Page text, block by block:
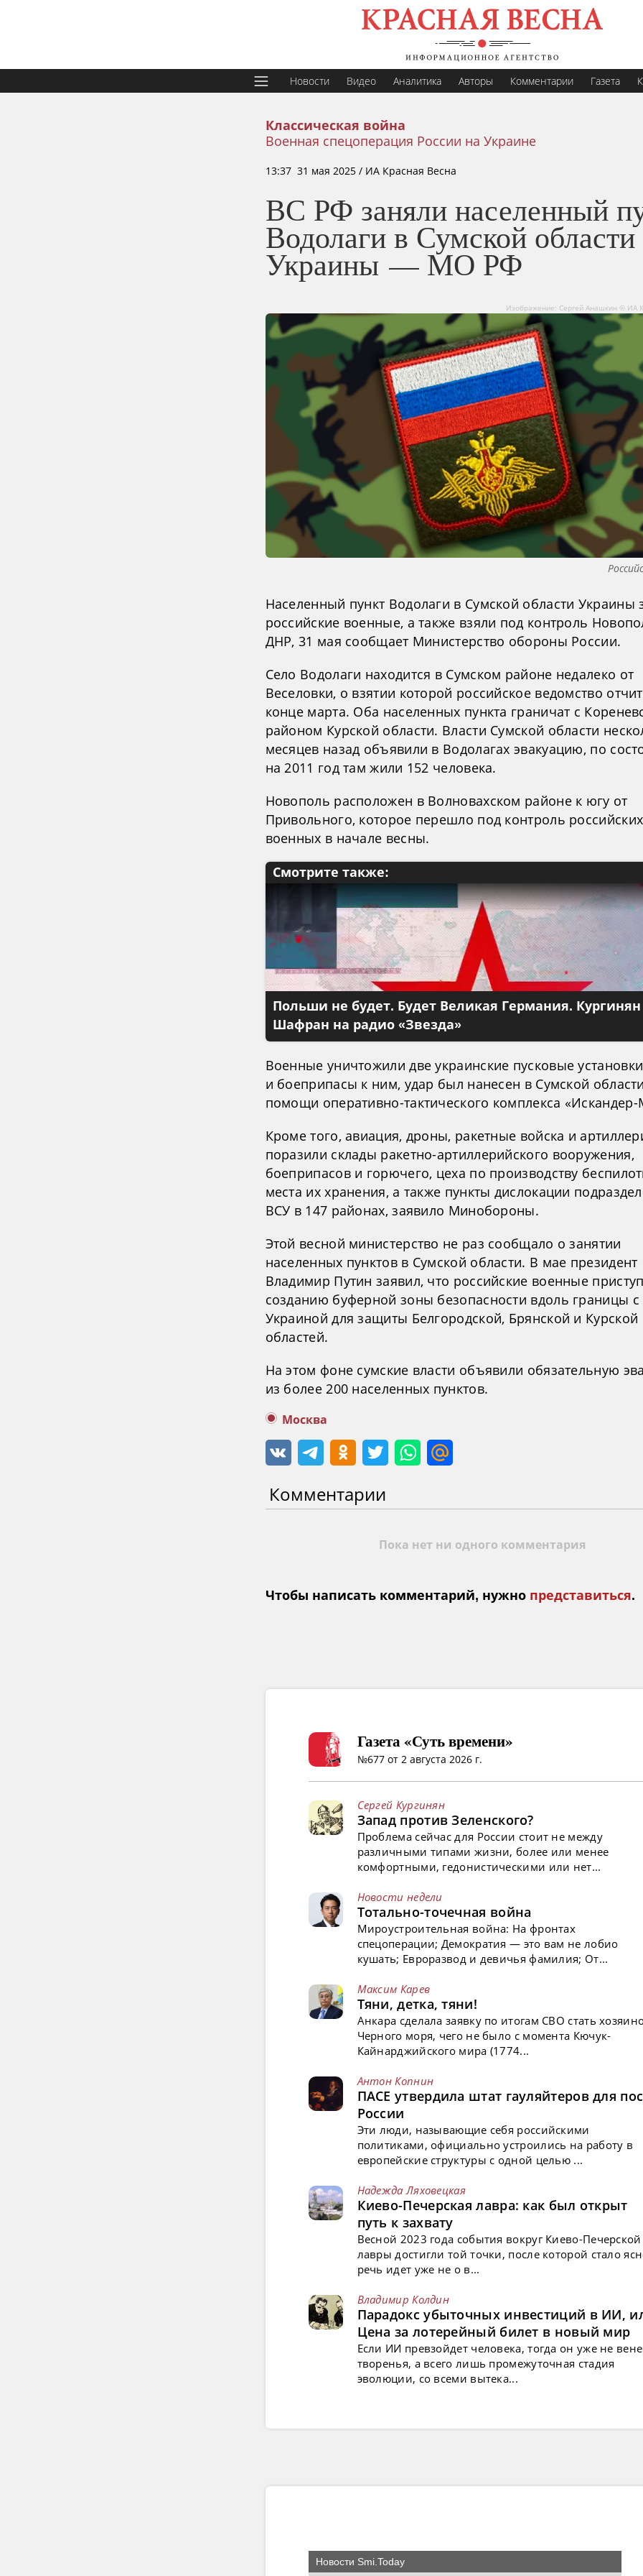
Новости Видео Аналитика Авторы Комментарии Газета
Классическая война
Военная спецоперация России на Украине
13:37 31 мая 2025 / ИА Красная Весна
ВС РФ заняли населенный
Водолаги в Сумской области
Украины — МО РФ
Изображение: Сергей Анашкин © ИА
Населенный пункт Водолаги в Сумской области Украины
российские военные, а также взяли под контроль
ДНР, 31 мая сообщает Министерство обороны России.
Село Водолаги находится в Сумском районе недалеко от
Веселовки, о взятии которой российское ведомство
конце марта. Оба населенных пункта граничат с
районом Курской области. Власти Сумской области
месяцев назад объявили в Водолагах эвакуацию, по
на 2011 год там жили 152 человека.
Новополь расположен в Волновахском районе к югу от
Привольного, которое перешло под контроль российских
военных в начале весны.
Смотрите также:
Польши не будет. Будет Великая Германия.
Шафран на радио «Звезда»
Военные уничтожили две украинские пусковые установки
и боеприпасы к ним, удар был нанесен в Сумской
помощи оперативно-тактического комплекса «Искандер-
Кроме того, авиация, дроны, ракетные войска и
поразили склады ракетно-артиллерийского вооружения,
боеприпасов и горючего, цеха по производству
места их хранения, а также пункты дислокации
ВСУ в 147 районах, заявило Минобороны.
Этой весной министерство не раз сообщало о занятии
населенных пунктов в Сумской области. В мае президент
Владимир Путин заявил, что российские военные
созданию буферной зоны безопасности вдоль границы с
Украиной для защиты Белгородской, Брянской и Курской
областей.
На этом фоне сумские власти объявили обязательную
из более 200 населенных пунктов.
Москва
Комментарии
Пока нет ни одного комментария
Чтобы написать комментарий, нужно представиться.
Газета «Суть времени»
№677 от 2 августа 2026 г.
Сергей Кургинян
Запад против Зеленского?
Проблема сейчас для России стоит не между
различными типами жизни, более или менее
комфортными, гедонистическими или нет...
Новости недели
Тотально-точечная война
Мироустроительная война: На фронтах
спецоперации; Демократия — это вам не лобио
кушать; Евроразвод и девичья фамилия; От...
Максим Карев
Тяни, детка, тяни!
Анкара сделала заявку по итогам СВО стать
Черного моря, чего не было с момента Кючук-
Кайнарджийского мира (1774...
Антон Копнин
ПАСЕ утвердила штат гауляйтеров для
России
Эти люди, называющие себя российскими
политиками, официально устроились на работу в
европейские структуры с одной целью ...
Надежда Ляховецкая
Киево-Печерская лавра: как был открыт
путь к захвату
Весной 2023 года события вокруг Киево-Печерской
лавры достигли той точки, после которой стало
речь идет уже не о в...
Владимир Колдин
Парадокс убыточных инвестиций в ИИ,
Цена за лотерейный билет в новый мир
Если ИИ превзойдет человека, тогда он уже не
творенья, а всего лишь промежуточная стадия
эволюции, со всеми вытека...